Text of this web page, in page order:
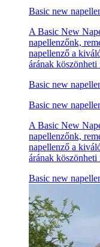
Basic new
A Basic New
napellenzőnk,
napellenző a
árának köszönheti
Basic new
Basic new
A Basic New
napellenzőnk,
napellenző a
árának köszönheti
Basic new